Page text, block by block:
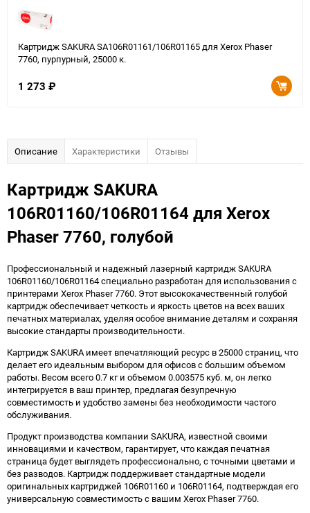
Картридж SAKURA SA106R01161/106R01165 для Xerox Phaser
7760, пурпурный, 25000 к.
1 273 ₽
Описание Характеристики Отзывы
Картридж SAKURA
106R01160/106R01164 для Xerox
Phaser 7760, голубой
Профессиональный и надежный лазерный картридж SAKURA
106R01160/106R01164 специально разработан для использования с
принтерами Xerox Phaser 7760. Этот высококачественный голубой
картридж обеспечивает четкость и яркость цветов на всех ваших
печатных материалах, уделяя особое внимание деталям и сохраняя
высокие стандарты производительности.
Картридж SAKURA имеет впечатляющий ресурс в 25000 страниц, что
делает его идеальным выбором для офисов с большим объемом
работы. Весом всего 0.7 кг и объемом 0.003575 куб. м, он легко
интегрируется в ваш принтер, предлагая безупречную
совместимость и удобство замены без необходимости частого
обслуживания.
Продукт производства компании SAKURA, известной своими
инновациями и качеством, гарантирует, что каждая печатная
страница будет выглядеть профессионально, с точными цветами и
без разводов. Картридж поддерживает стандартные модели
оригинальных картриджей 106R01160 и 106R01164, подтверждая его
универсальную совместимость с вашим Xerox Phaser 7760.